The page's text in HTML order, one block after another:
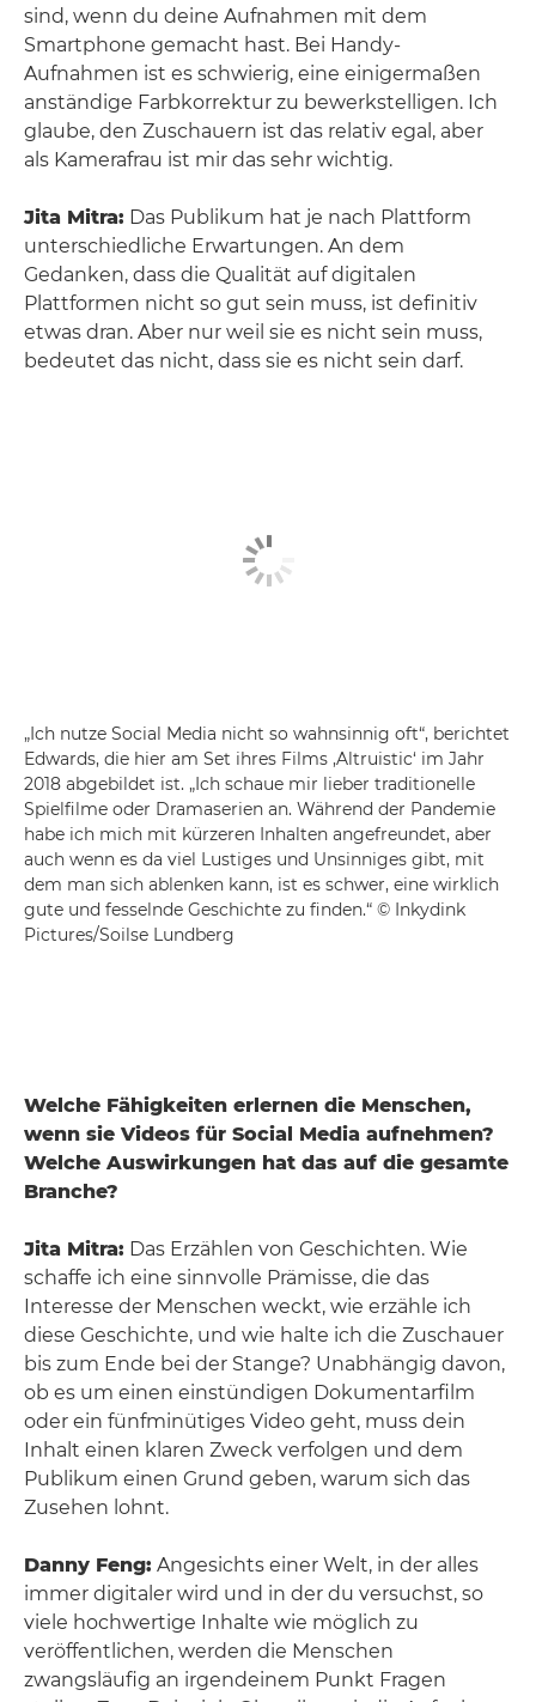
sind, wenn du deine Aufnahmen mit dem
Smartphone gemacht hast. Bei Handy-
Aufnahmen ist es schwierig, eine einigermaßen
anständige Farbkorrektur zu bewerkstelligen. Ich
glaube, den Zuschauern ist das relativ egal, aber
als Kamerafrau ist mir das sehr wichtig.
Jita Mitra: Das Publikum hat je nach Plattform
unterschiedliche Erwartungen. An dem
Gedanken, dass die Qualität auf digitalen
Plattformen nicht so gut sein muss, ist definitiv
etwas dran. Aber nur weil sie es nicht sein muss,
bedeutet das nicht, dass sie es nicht sein darf.
„Ich nutze Social Media nicht so wahnsinnig oft“, berichtet
Edwards, die hier am Set ihres Films ‚Altruistic‘ im Jahr
2018 abgebildet ist. „Ich schaue mir lieber traditionelle
Spielfilme oder Dramaserien an. Während der Pandemie
habe ich mich mit kürzeren Inhalten angefreundet, aber
auch wenn es da viel Lustiges und Unsinniges gibt, mit
dem man sich ablenken kann, ist es schwer, eine wirklich
gute und fesselnde Geschichte zu finden.“ © Inkydink
Pictures/Soilse Lundberg
Welche Fähigkeiten erlernen die Menschen,
wenn sie Videos für Social Media aufnehmen?
Welche Auswirkungen hat das auf die gesamte
Branche?
Jita Mitra: Das Erzählen von Geschichten. Wie
schaffe ich eine sinnvolle Prämisse, die das
Interesse der Menschen weckt, wie erzähle ich
diese Geschichte, und wie halte ich die Zuschauer
bis zum Ende bei der Stange? Unabhängig davon,
ob es um einen einstündigen Dokumentarfilm
oder ein fünfminütiges Video geht, muss dein
Inhalt einen klaren Zweck verfolgen und dem
Publikum einen Grund geben, warum sich das
Zusehen lohnt.
Danny Feng: Angesichts einer Welt, in der alles
immer digitaler wird und in der du versuchst, so
viele hochwertige Inhalte wie möglich zu
veröffentlichen, werden die Menschen
zwangsläufig an irgendeinem Punkt Fragen